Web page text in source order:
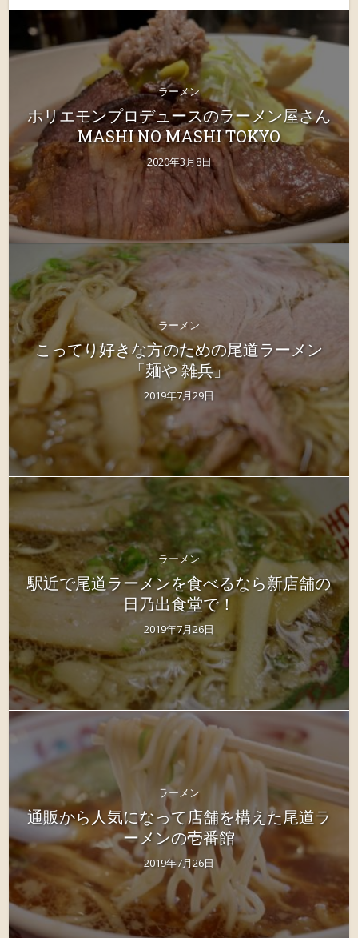
ラーメン
ホリエモンプロデュースのラーメン屋さん
MASHI NO MASHI TOKYO
2020年3月8日
ラーメン
こってり好きな方のための尾道ラーメン
「麺や 雑兵」
2019年7月29日
ラーメン
駅近で尾道ラーメンを食べるなら新店舗の
日乃出食堂で！
2019年7月26日
ラーメン
通販から人気になって店舗を構えた尾道ラ
ーメンの壱番館
2019年7月26日